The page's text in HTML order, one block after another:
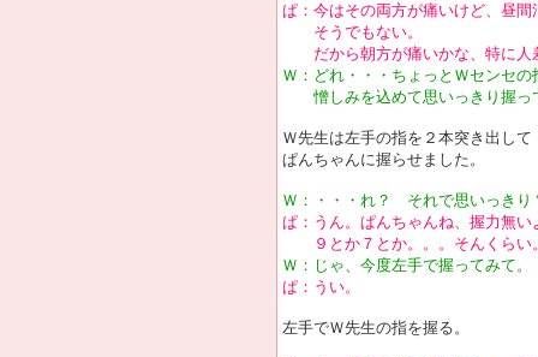
ぱ：今はその両方が痛いけど、昼間
そうでもない。
だから朝方が痛いかな、特に人
Ｗ：どれ・・・ちょっとＷセンセの
憎しみを込めて思いっきり握っ
Ｗ先生は左手の指を２本突き出して
ぱんちゃんに握らせました。
Ｗ：・・・れ？ それで思いっきり
ぱ：うん。ぱんちゃんね、握力無い
９とか７とか。。。そんくらい
Ｗ：じゃ、今度左手で握ってみて。
ぱ：うい。
左手でＷ先生の指を握る。